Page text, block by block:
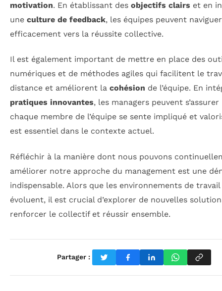
motivation. En établissant des objectifs clairs et en
une culture de feedback, les équipes peuvent naviguer
efficacement vers la réussite collective.
Il est également important de mettre en place des
numériques et de méthodes agiles qui facilitent le
distance et améliorent la cohésion de l’équipe. En
pratiques innovantes, les managers peuvent s’assurer
chaque membre de l’équipe se sente impliqué et
est essentiel dans le contexte actuel.
Réfléchir à la manière dont nous pouvons
améliorer notre approche du management est une
indispensable. Alors que les environnements de travail
évoluent, il est crucial d’explorer de nouvelles
renforcer le collectif et réussir ensemble.
Partager :